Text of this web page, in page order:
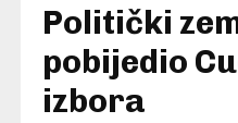
Politički
pobijedio
izbora